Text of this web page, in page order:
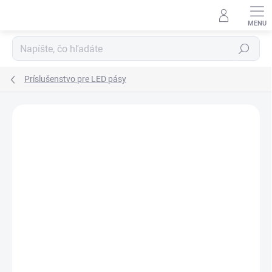
Hľadať
Príslušenstvo pre LED pásy